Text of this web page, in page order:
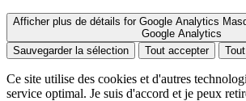
Afficher plus de détails for Google Analytics
Google Analytics
Sauvegarder la sélection
Tout accepter
Ce site utilise des cookies et d'autres
service optimal. Je suis d'accord et je peux